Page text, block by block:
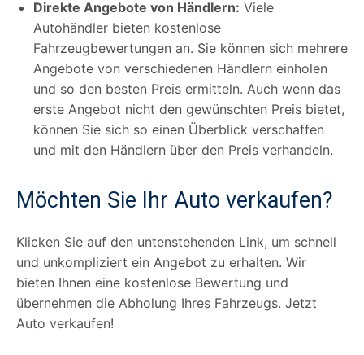
Direkte Angebote von Händlern: Viele
Autohändler bieten kostenlose
Fahrzeugbewertungen an. Sie können sich mehrere
Angebote von verschiedenen Händlern einholen
und so den besten Preis ermitteln. Auch wenn das
erste Angebot nicht den gewünschten Preis bietet,
können Sie sich so einen Überblick verschaffen
und mit den Händlern über den Preis verhandeln.
Möchten Sie Ihr Auto verkaufen?
Klicken Sie auf den untenstehenden Link, um schnell
und unkompliziert ein Angebot zu erhalten. Wir
bieten Ihnen eine kostenlose Bewertung und
übernehmen die Abholung Ihres Fahrzeugs. Jetzt
Auto verkaufen!